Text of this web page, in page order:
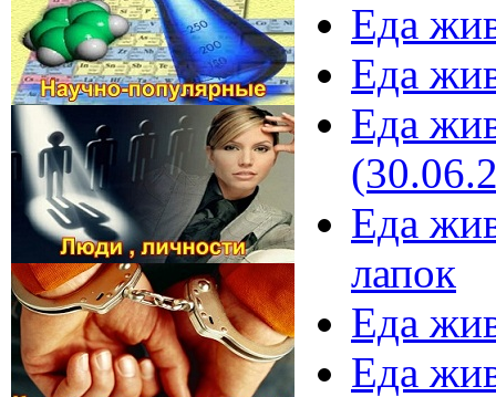
Еда
Еда
Еда
Еда
лапок
Еда
Еда